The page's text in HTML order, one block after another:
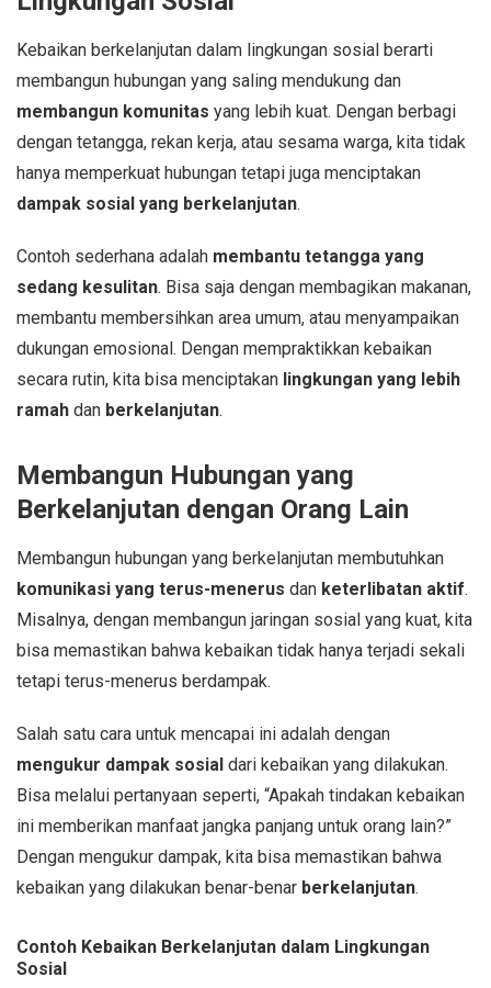
Kebaikan berkelanjutan dalam lingkungan sosial berarti
membangun hubungan yang saling mendukung dan
membangun komunitas yang lebih kuat. Dengan berbagi
dengan tetangga, rekan kerja, atau sesama warga, kita tidak
hanya memperkuat hubungan tetapi juga menciptakan
dampak sosial yang berkelanjutan.
Contoh sederhana adalah membantu tetangga yang
sedang kesulitan. Bisa saja dengan membagikan makanan,
membantu membersihkan area umum, atau menyampaikan
dukungan emosional. Dengan mempraktikkan kebaikan
secara rutin, kita bisa menciptakan lingkungan yang lebih
ramah dan berkelanjutan.
Membangun Hubungan yang
Berkelanjutan dengan Orang Lain
Membangun hubungan yang berkelanjutan membutuhkan
komunikasi yang terus-menerus dan keterlibatan aktif.
Misalnya, dengan membangun jaringan sosial yang kuat, kita
bisa memastikan bahwa kebaikan tidak hanya terjadi sekali
tetapi terus-menerus berdampak.
Salah satu cara untuk mencapai ini adalah dengan
mengukur dampak sosial dari kebaikan yang dilakukan.
Bisa melalui pertanyaan seperti, “Apakah tindakan kebaikan
ini memberikan manfaat jangka panjang untuk orang lain?”
Dengan mengukur dampak, kita bisa memastikan bahwa
kebaikan yang dilakukan benar-benar berkelanjutan.
Contoh Kebaikan Berkelanjutan dalam Lingkungan
Sosial